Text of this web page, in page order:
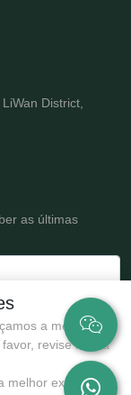
a melhor
revise nossa
melhor experiência
District,
as últimas